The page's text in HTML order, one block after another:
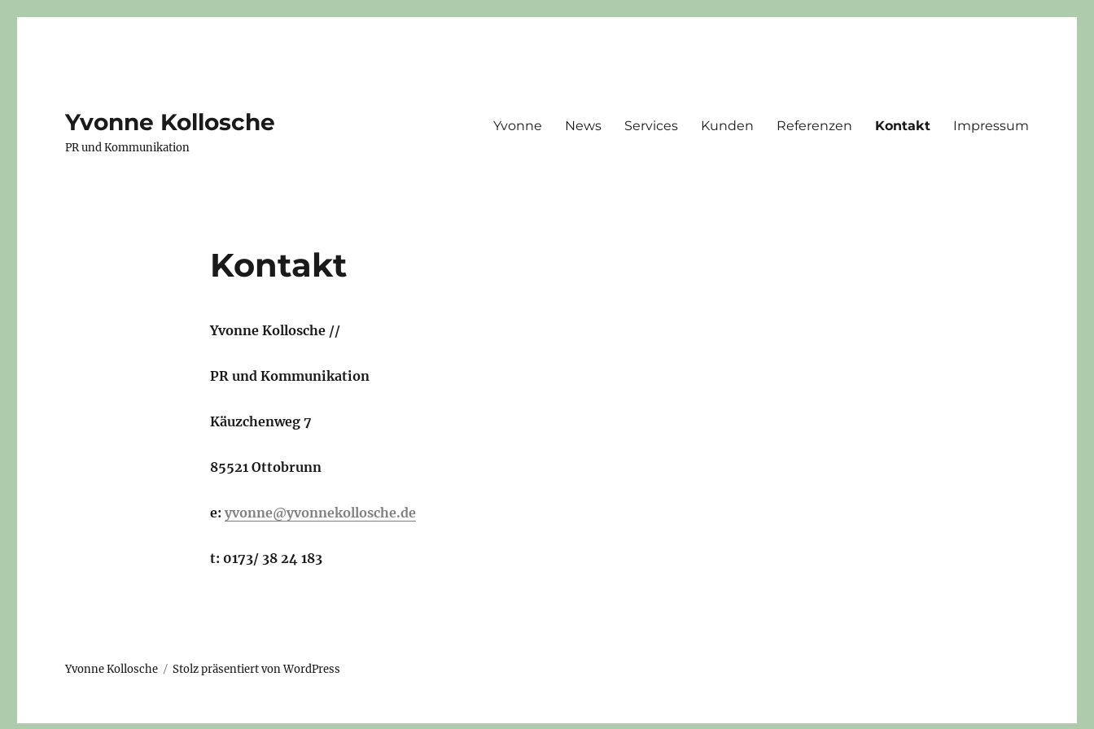
Yvonne Kollosche
PR und Kommunikation
Yvonne News Services Kunden Referenzen Kontakt Impressum
Kontakt
Yvonne Kollosche //
PR und Kommunikation
Käuzchenweg 7
85521 Ottobrunn
e:yvonne@yvonnekollosche.de
t: 0173/ 38 24 183
Yvonne Kollosche Stolz präsentiert von WordPress